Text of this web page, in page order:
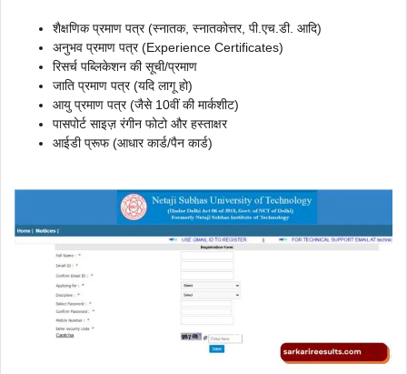
शैक्षणिक प्रमाण पत्र (स्नातक, स्नातकोत्तर, पी.एच.डी. आदि)
अनुभव प्रमाण पत्र (Experience Certificates)
रिसर्च पब्लिकेशन की सूची/प्रमाण
जाति प्रमाण पत्र (यदि लागू हो)
आयु प्रमाण पत्र (जैसे 10वीं की मार्कशीट)
पासपोर्ट साइज़ रंगीन फोटो और हस्ताक्षर
आईडी प्रूफ (आधार कार्ड/पैन कार्ड)